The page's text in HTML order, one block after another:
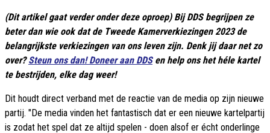
(Dit artikel gaat verder onder deze oproep) Bij DDS begrijpen ze
beter dan wie ook dat de Tweede Kamerverkiezingen 2023 de
belangrijkste verkiezingen van ons leven zijn. Denk jij daar net zo
over?Steun ons dan! Doneer aan DDSen help ons het héle kartel
te bestrijden, elke dag weer!
Dit houdt direct verband met de reactie van de media op zijn nieuwe
partij. "De media vinden het fantastisch dat er een nieuwe kartelpartij
is zodat het spel dat ze altijd spelen - doen alsof er écht onderlinge